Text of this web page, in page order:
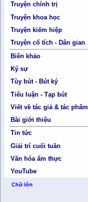
Truyện chính trị
Truyện khoa học
Truyện kiếm hiệp
Truyện cổ tích - Dân gian
Biên khảo
Ký sự
Tùy bút - Bút ký
Tiểu luận - Tạp bút
Viết về tác giả & tác phẩm
Bài giới thiệu
Tin tức
Giải trí cuối tuần
Văn hóa ẩm thực
YouTube
Chữ lớn